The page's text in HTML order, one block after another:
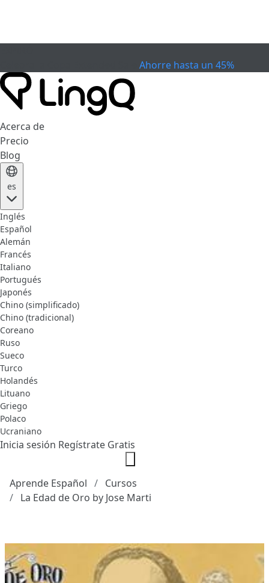
Ahorre hasta un 45%
Acerca de
Precio
Blog
es
Inglés
Español
Alemán
Francés
Italiano
Portugués
Japonés
Chino (simplificado)
Chino (tradicional)
Coreano
Ruso
Sueco
Turco
Holandés
Lituano
Griego
Polaco
Ucraniano
Inicia sesión Regístrate Gratis
Aprende Español
Cursos
La Edad de Oro by Jose Marti